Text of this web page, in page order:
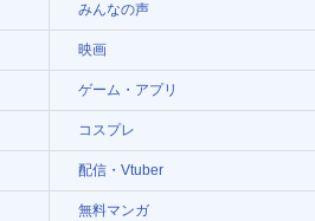
みんなの声
映画
ゲーム・アプリ
コスプレ
配信・Vtuber
無料マンガ